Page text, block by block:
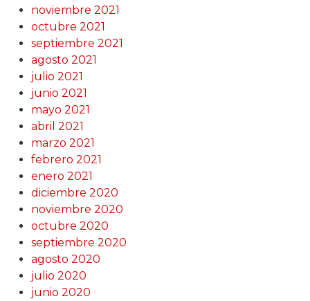
noviembre 2021
octubre 2021
septiembre 2021
agosto 2021
julio 2021
junio 2021
mayo 2021
abril 2021
marzo 2021
febrero 2021
enero 2021
diciembre 2020
noviembre 2020
octubre 2020
septiembre 2020
agosto 2020
julio 2020
junio 2020